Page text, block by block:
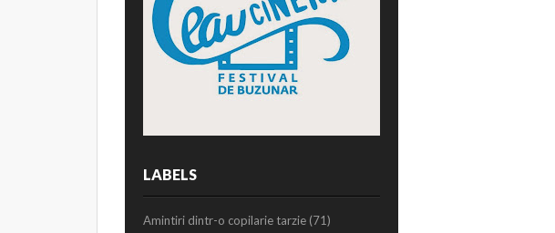
LABELS
Amintiri dintr-o copilarie tarzie (71)